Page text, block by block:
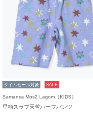
タイムセール対象 SALE
Samansa Mos2 Lagom（KIDS）
星柄スラブ天竺ハーフパンツ